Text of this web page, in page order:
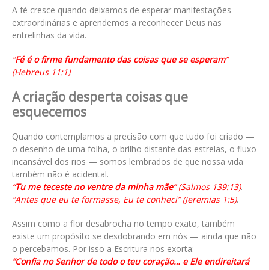
A fé cresce quando deixamos de esperar manifestações
extraordinárias e aprendemos a reconhecer Deus nas
entrelinhas da vida.
“Fé é o firme fundamento das coisas que se esperam”
(Hebreus 11:1).
A criação desperta coisas que
esquecemos
Quando contemplamos a precisão com que tudo foi criado —
o desenho de uma folha, o brilho distante das estrelas, o fluxo
incansável dos rios — somos lembrados de que nossa vida
também não é acidental.
“Tu me teceste no ventre da minha mãe” (Salmos 139:13).
“Antes que eu te formasse, Eu te conheci” (Jeremias 1:5).
Assim como a flor desabrocha no tempo exato, também
existe um propósito se desdobrando em nós — ainda que não
o percebamos. Por isso a Escritura nos exorta:
“Confia no Senhor de todo o teu coração… e Ele endireitará